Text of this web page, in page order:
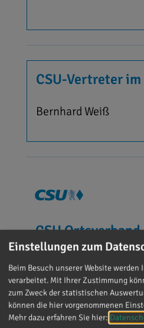
CSU-Vertreter
Bernhard Weiß
CSU
Josef Geyer
Am Flinsch 19,
info@csu-
Einstellungen zum
Beim Besuch unserer Website
verarbeitet. Mit Ihrer Zustimmung
zum Zweck der statistischen
können die hier vorgenommenen
Mehr dazu erfahren Sie hier: